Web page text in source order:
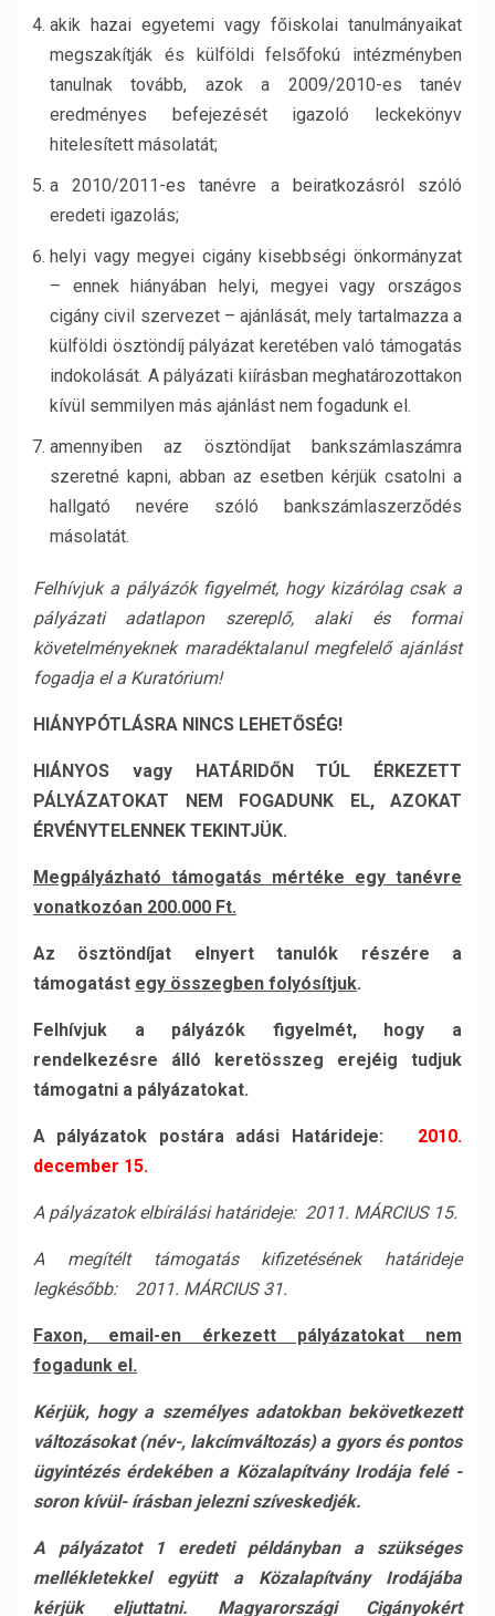
akik hazai egyetemi vagy főiskolai tanulmányaikat
megszakítják és külföldi felsőfokú intézményben
tanulnak tovább, azok a 2009/2010-es tanév
eredményes befejezését igazoló leckekönyv
hitelesített másolatát;
a 2010/2011-es tanévre a beiratkozásról szóló
eredeti igazolás;
helyi vagy megyei cigány kisebbségi önkormányzat
– ennek hiányában helyi, megyei vagy országos
cigány civil szervezet – ajánlását, mely tartalmazza a
külföldi ösztöndíj pályázat keretében való támogatás
indokolását. A pályázati kiírásban meghatározottakon
kívül semmilyen más ajánlást nem fogadunk el.
amennyiben az ösztöndíjat bankszámlaszámra
szeretné kapni, abban az esetben kérjük csatolni a
hallgató nevére szóló bankszámlaszerződés
másolatát.
Felhívjuk a pályázók figyelmét, hogy kizárólag csak a
pályázati adatlapon szereplő, alaki és formai
követelményeknek maradéktalanul megfelelő ajánlást
fogadja el a Kuratórium!
HIÁNYPÓTLÁSRA NINCS LEHETŐSÉG!
HIÁNYOS vagy HATÁRIDŐN TÚL ÉRKEZETT
PÁLYÁZATOKAT NEM FOGADUNK EL, AZOKAT
ÉRVÉNYTELENNEK TEKINTJÜK.
Megpályázható támogatás mértéke egy tanévre
vonatkozóan 200.000 Ft.
Az ösztöndíjat elnyert tanulók részére a
támogatást egy összegben folyósítjuk.
Felhívjuk a pályázók figyelmét, hogy a
rendelkezésre álló keretösszeg erejéig tudjuk
támogatni a pályázatokat.
A pályázatok postára adási Határideje: 2010.
december 15.
A pályázatok elbírálási határideje: 2011. MÁRCIUS 15.
A megítélt támogatás kifizetésének határideje
legkésőbb: 2011. MÁRCIUS 31.
Faxon, email-en érkezett pályázatokat nem
fogadunk el.
Kérjük, hogy a személyes adatokban bekövetkezett
változásokat (név-, lakcímváltozás) a gyors és pontos
ügyintézés érdekében a Közalapítvány Irodája felé -
soron kívül- írásban jelezni szíveskedjék.
A pályázatot 1 eredeti példányban a szükséges
mellékletekkel együtt a Közalapítvány Irodájába
kérjük eljuttatni.
Magyarországi Cigányokért